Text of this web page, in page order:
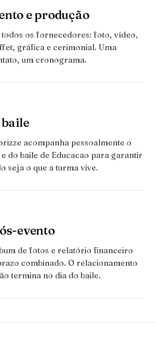
e produção
os fornecedores: foto, vídeo,
gráfica e cerimonial. Uma
um cronograma.
baile
acompanha pessoalmente o
do baile de Educacao para garantir
seja o que a turma vive.
evento
de fotos e relatório financeiro
combinado. O relacionamento
termina no dia do baile.